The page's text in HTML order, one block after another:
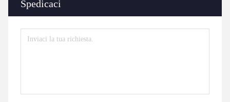
Spedicaci